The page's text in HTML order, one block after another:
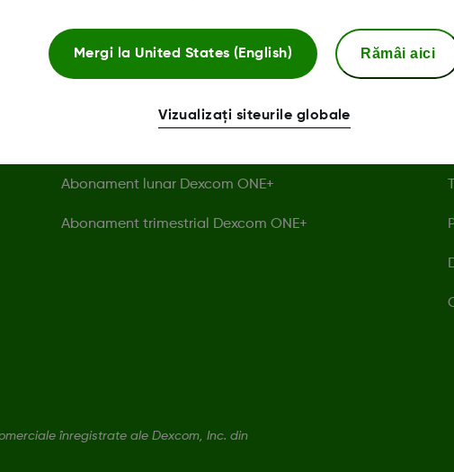
Magazinul Dexcom ONE+
Senzor unic Dexcom ONE+
Abonament lunar Dexcom ONE+
Abonament trimestrial Dexcom ONE+
înregistrate ale Dexcom, Inc. din
Mergi la United States (English) Rămâi aici
Vizualizați siteurile globale